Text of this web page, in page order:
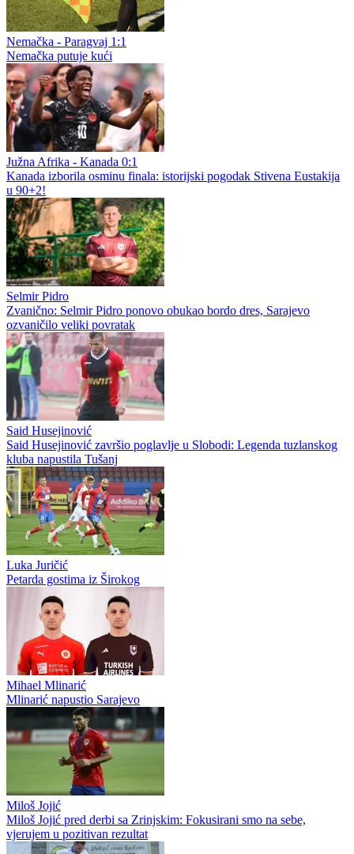
Nemačka - Paragvaj 1:1
Nemačka putuje kući
Južna Afrika - Kanada 0:1
Kanada izborila osminu finala: istorijski pogodak Stivena Eustakija
u 90+2!
Selmir Pidro
Zvanično: Selmir Pidro ponovo obukao bordo dres, Sarajevo
ozvaničilo veliki povratak
Said Husejinović
Said Husejinović završio poglavlje u Slobodi: Legenda tuzlanskog
kluba napustila Tušanj
Luka Juričić
Petarda gostima iz Širokog
Mihael Mlinarić
Mlinarić napustio Sarajevo
Miloš Jojić
Miloš Jojić pred derbi sa Zrinjskim: Fokusirani smo na sebe,
vjerujem u pozitivan rezultat